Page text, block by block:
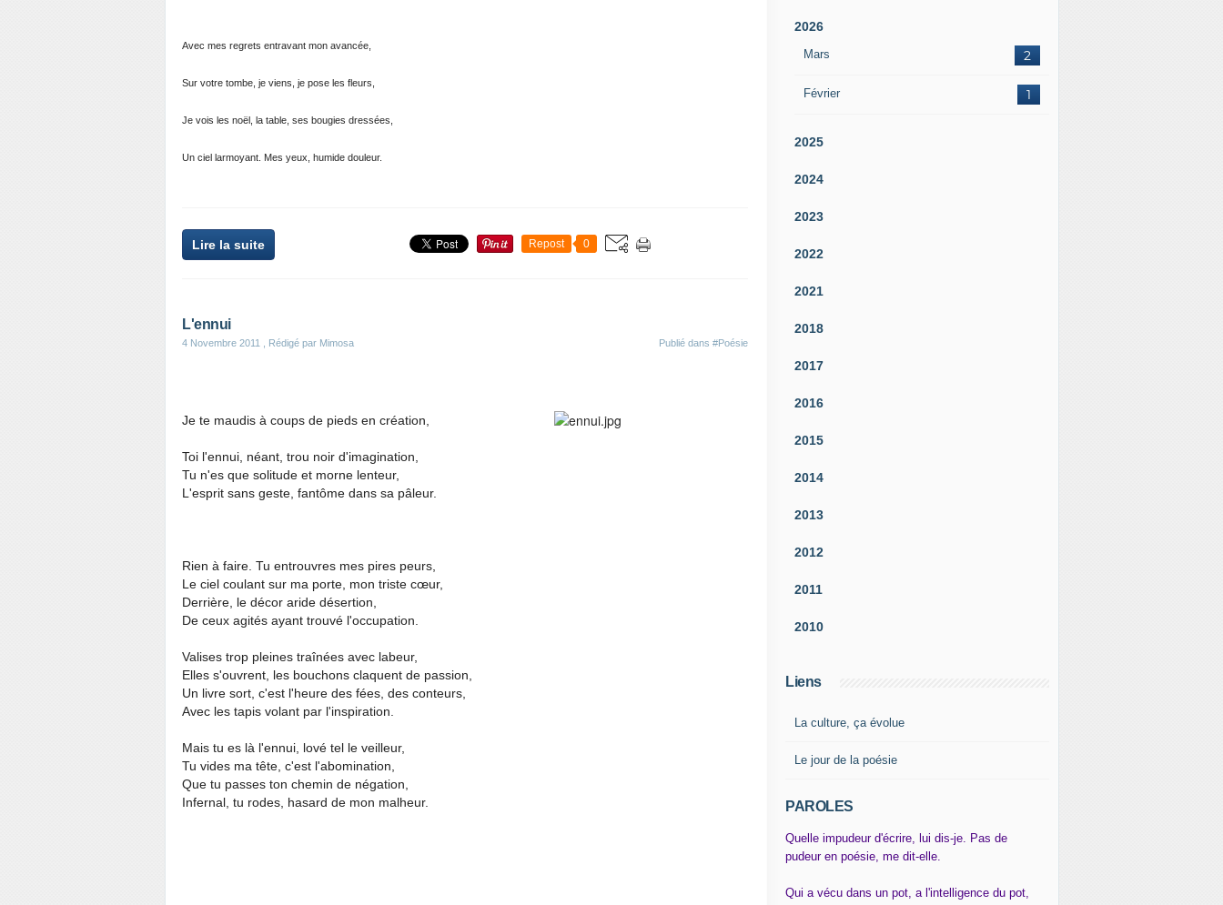
Avec mes regrets entravant mon avancée,
Sur votre tombe, je viens, je pose les fleurs,
Je vois les noël, la table, ses bougies dressées,
Un ciel larmoyant. Mes yeux, humide douleur.
Lire la suite Repost 0
L'ennui
4 Novembre 2011 , Rédigé par Mimosa Publié dans #Poésie
Je te maudis à coups de pieds en création,
Toi l'ennui, néant, trou noir d'imagination,
Tu n'es que solitude et morne lenteur,
L'esprit sans geste, fantôme dans sa pâleur.
Rien à faire. Tu entrouvres mes pires peurs,
Le ciel coulant sur ma porte, mon triste cœur,
Derrière, le décor aride désertion,
De ceux agités ayant trouvé l'occupation.
Valises trop pleines traînées avec labeur,
Elles s'ouvrent, les bouchons claquent de passion,
Un livre sort, c'est l'heure des fées, des conteurs,
Avec les tapis volant par l'inspiration.
Mais tu es là l'ennui, lové tel le veilleur,
Tu vides ma tête, c'est l'abomination,
Que tu passes ton chemin de négation,
Infernal, tu rodes, hasard de mon malheur.
2026
Mars 2
Février 1
2025
2024
2023
2022
2021
2018
2017
2016
2015
2014
2013
2012
2011
2010
Liens
La culture, ça évolue
Le jour de la poésie
PAROLES
Quelle impudeur d'écrire, lui dis-je. Pas de
pudeur en poésie, me dit-elle.
Qui a vécu dans un pot, a l'intelligence du pot,